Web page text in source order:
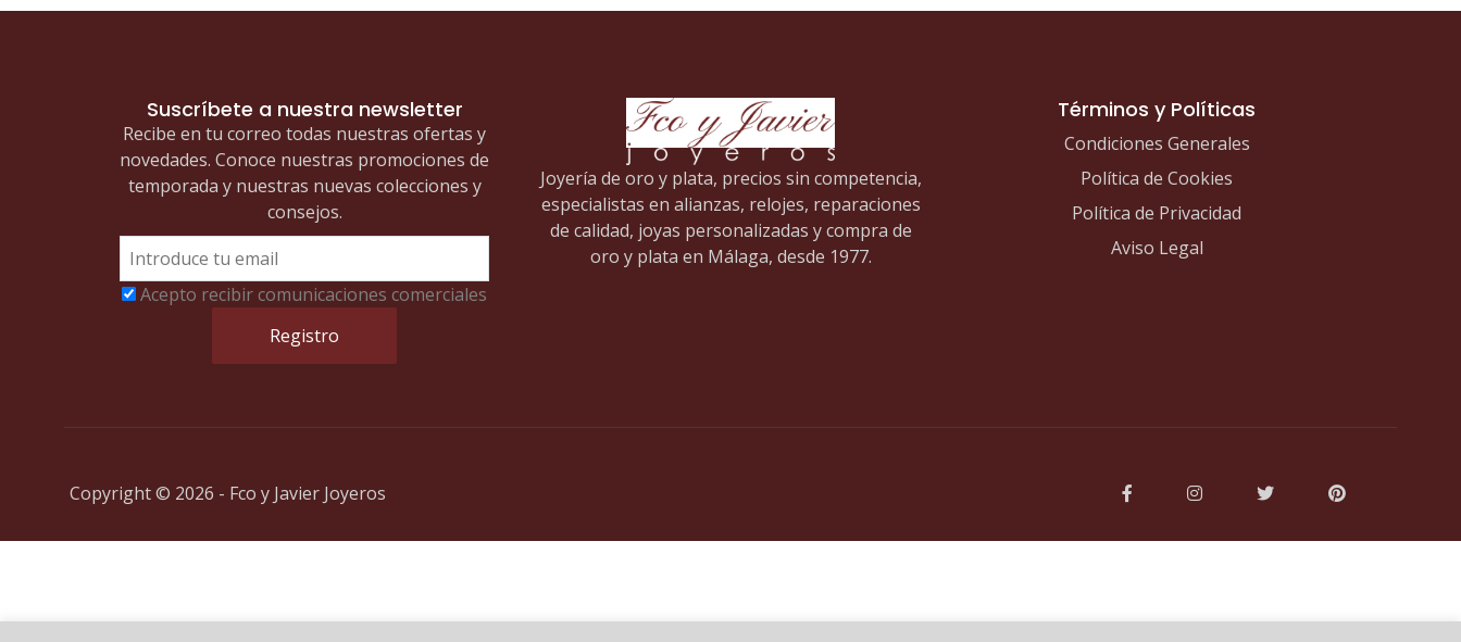
Suscríbete a nuestra newsletter
Recibe en tu correo todas nuestras ofertas y
novedades. Conoce nuestras promociones de
temporada y nuestras nuevas colecciones y
consejos.
Acepto recibir comunicaciones comerciales
Joyería de oro y plata, precios sin competencia,
especialistas en alianzas, relojes, reparaciones
de calidad, joyas personalizadas y compra de
oro y plata en Málaga, desde 1977.
Términos y Políticas
Condiciones Generales
Política de Cookies
Política de Privacidad
Aviso Legal
Copyright © 2026 - Fco y Javier Joyeros